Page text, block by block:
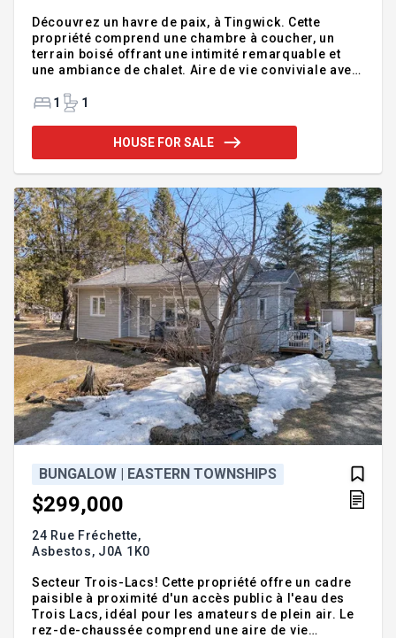
Découvrez un havre de paix, à Tingwick. Cette
propriété comprend une chambre à coucher, un
terrain boisé offrant une intimité remarquable et
une ambiance de chalet. Aire de vie conviviale avec
de cette propriété l'endroit idéal pour décrocher du
un chalet ou un projet futur, elle vous promet calme,
confort et nature à proximité.
conforme et à jour.Exclusions:
1 1
HOUSE FOR SALE
BUNGALOW | EASTERN TOWNSHIPS
$299,000
24 Rue Fréchette,
Asbestos, J0A 1K0
Secteur Trois-Lacs! Cette propriété offre un cadre
paisible à proximité d'un accès public à l'eau des
Trois Lacs, idéal pour les amateurs de plein air. Le
rez-de-chaussée comprend une aire de vie